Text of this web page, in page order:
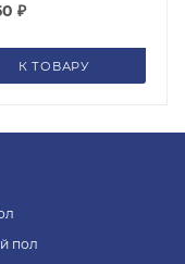
₽
К ТОВАРУ
пол